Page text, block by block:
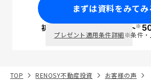
まずは資料をみてみ
初回面談で ポイント※
プレゼント適用条件詳細※条件・
TOP RENOSY不動産投資
お客様の声